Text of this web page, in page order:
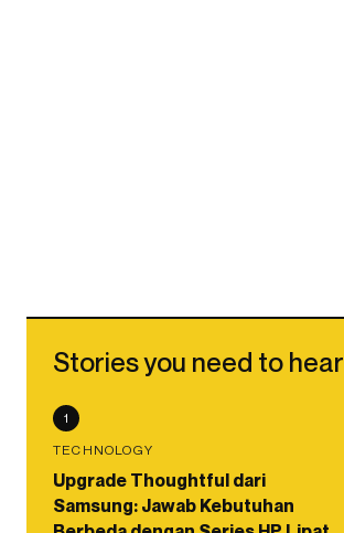
Stories you need to hear
1
TECHNOLOGY
Upgrade Thoughtful dari
Samsung: Jawab Kebutuhan